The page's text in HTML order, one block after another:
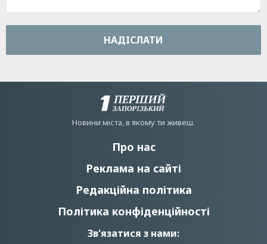
НАДIСЛАТИ
Новини мiста, в якому ти живеш.
Про нас
Реклама на сайті
Редакційна політика
Політика конфіденційності
Зв'язатися з нами: